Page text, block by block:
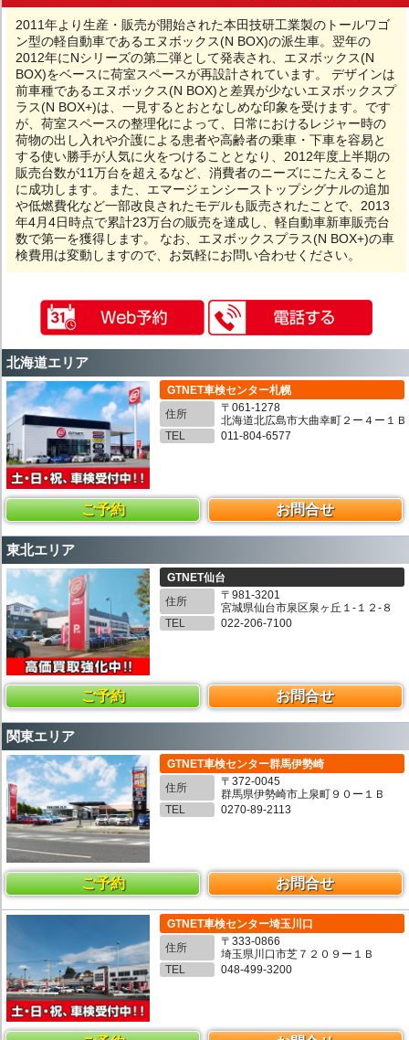
2011年より生産・販売が開始された本田技研工業製のトールワゴ
ン型の軽自動車であるエヌボックス(N BOX)の派生車。翌年の
2012年にNシリーズの第二弾として発表され、エヌボックス(N
BOX)をベースに荷室スペースが再設計されています。 デザインは
前車種であるエヌボックス(N BOX)と差異が少ないエヌボックスプ
ラス(N BOX+)は、一見するとおとなしめな印象を受けます。です
が、荷室スペースの整理化によって、日常におけるレジャー時の
荷物の出し入れや介護による患者や高齢者の乗車・下車を容易と
する使い勝手が人気に火をつけることとなり、2012年度上半期の
販売台数が11万台を超えるなど、消費者のニーズにこたえること
に成功します。 また、エマージェンシーストップシグナルの追加
や低燃費化など一部改良されたモデルも販売されたことで、2013
年4月4日時点で累計23万台の販売を達成し、軽自動車新車販売台
数で第一を獲得します。 なお、エヌボックスプラス(N BOX+)の車
検費用は変動しますので、お気軽にお問い合わせください。
北海道エリア
GTNET車検センター札幌
住所
〒061-1278
北海道北広島市大曲幸町２ー４ー１Ｂ
TEL
011-804-6577
ご予約 お問合せ
東北エリア
GTNET仙台
住所
〒981-3201
宮城県仙台市泉区泉ヶ丘１-１２-８
TEL
022-206-7100
ご予約 お問合せ
関東エリア
GTNET車検センター群馬伊勢崎
住所
〒372-0045
群馬県伊勢崎市上泉町９０ー１Ｂ
TEL
0270-89-2113
ご予約 お問合せ
GTNET車検センター埼玉川口
住所
〒333-0866
埼玉県川口市芝７２０９ー１Ｂ
TEL
048-499-3200